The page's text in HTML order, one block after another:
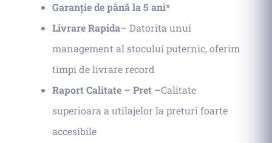
Garanție de până la 5 ani*
Livrare Rapida– Datorita unui
management al stocului puternic, oferim
timpi de livrare record
Raport Calitate – Pret –Calitate
superioara a utilajelor la preturi foarte
accesibile